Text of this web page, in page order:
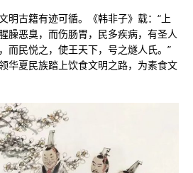
明古籍有迹可循。《韩非子》载：“上
臊恶臭，而伤肠胃，民多疾病，有圣人
而民悦之，使王天下，号之燧人氏。”
华夏民族踏上饮食文明之路，为素食文